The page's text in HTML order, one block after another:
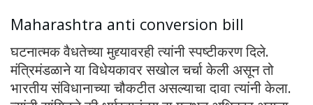
Maharashtra anti conversion bill
घटनात्मक वैधतेच्या मुद्द्यावरही त्यांनी स्पष्टीकरण दिले.
मंत्रिमंडळाने या विधेयकावर सखोल चर्चा केली असून तो
भारतीय संविधानाच्या चौकटीत असल्याचा दावा त्यांनी केला.